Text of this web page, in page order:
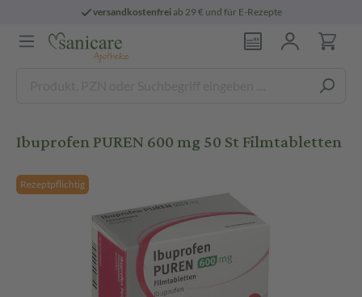
versandkostenfreiab 29 € und für E-Rezepte
Ibuprofen PUREN 600 mg 50 St Filmtabletten
Rezeptpflichtig